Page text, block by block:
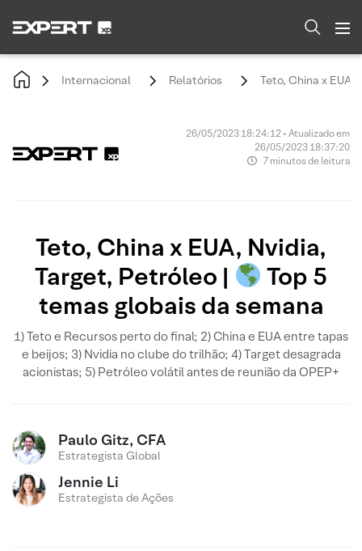
Internacional Relatórios Teto, China x EUA,
26/05/2023 18:24:12 • Atualizado em
26/05/2023 18:37:20
7 minutos de leitura
Teto, China x EUA, Nvidia,
Target, Petróleo |
Top 5
temas globais da semana
1) Teto e Recursos perto do final; 2) China e EUA entre tapas
e beijos; 3) Nvidia no clube do trilhão; 4) Target desagrada
acionistas; 5) Petróleo volátil antes de reunião da OPEP+
Paulo Gitz, CFA
Estrategista Global
Jennie Li
Estrategista de Ações